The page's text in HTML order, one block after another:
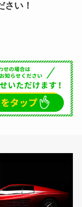
さい！